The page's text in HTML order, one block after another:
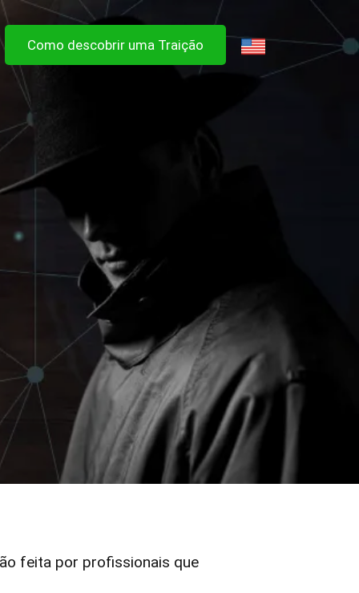
Como descobrir uma Traição
feita por profissionais que